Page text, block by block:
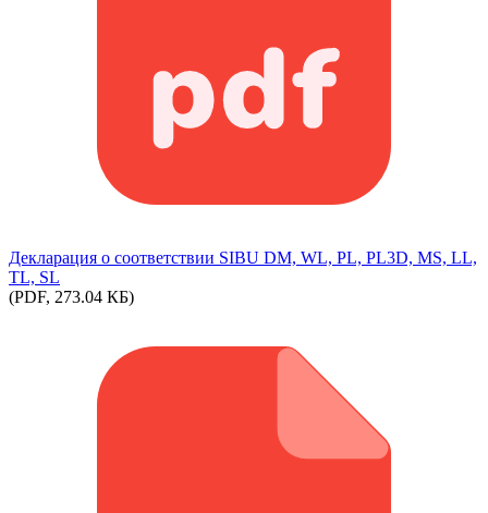
Декларация о соответствии SIBU DM, WL, PL, PL3D, MS, LL,
TL, SL
(PDF, 273.04 КБ)